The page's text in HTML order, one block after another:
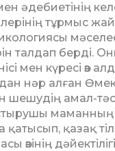
әдебиетінің
тұрмыс
берді.
мен күресі өз
нәр алған
шешудің амал-
қазақ тіл
өзінің